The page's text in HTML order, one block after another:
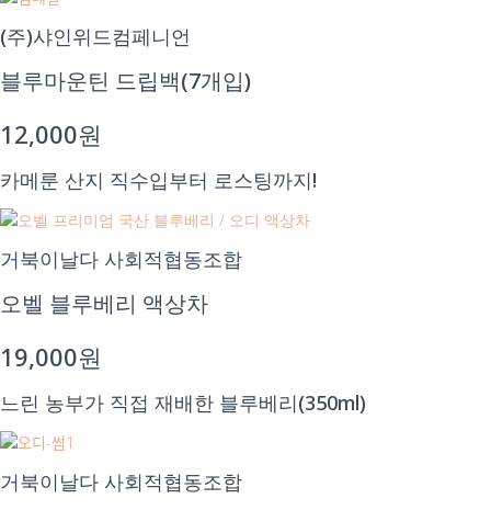
(주)샤인위드컴페니언
블루마운틴 드립백(7개입)
12,000원
카메룬 산지 직수입부터 로스팅까지!
거북이날다 사회적협동조합
오벨 블루베리 액상차
19,000원
느린 농부가 직접 재배한 블루베리(350ml)
거북이날다 사회적협동조합